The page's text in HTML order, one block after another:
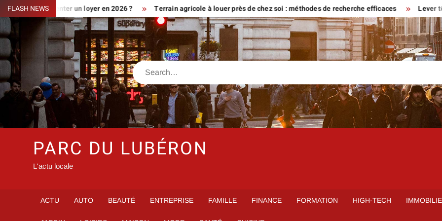
Skip
to
content
FLASH NEWS
augmenter un loyer en 2026 ? Terrain agricole à louer près de chez soi : méthodes de recherche efficaces Lever tôt ou
Search
PARC DU LUBÉRON
L'actu locale
ACTU AUTO BEAUTÉ ENTREPRISE FAMILLE FINANCE FORMATION HIGH-TECH